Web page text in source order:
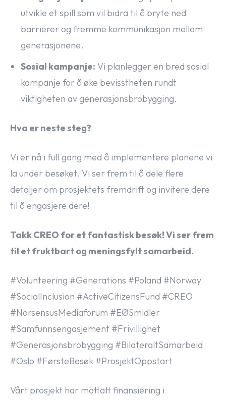
utvikle et spill som vil bidra til å bryte ned
barrierer og fremme kommunikasjon mellom
generasjonene.
Sosial kampanje: Vi planlegger en bred sosial
kampanje for å øke bevisstheten rundt
viktigheten av generasjonsbrobygging.
Hva er neste steg?
Vi er nå i full gang med å implementere planene vi
la under besøket. Vi ser frem til å dele flere
detaljer om prosjektets fremdrift og invitere dere
til å engasjere dere!
Takk CREO for et fantastisk besøk! Vi ser frem
til et fruktbart og meningsfylt samarbeid.
#Volunteering #Generations #Poland #Norway
#SocialInclusion #ActiveCitizensFund #CREO
#NorsensusMediaforum #EØSmidler
#Samfunnsengasjement #Frivillighet
#Generasjonsbrobygging #BilateraltSamarbeid
#Oslo #FørsteBesøk #ProsjektOppstart
Vårt prosjekt har mottatt finansiering i